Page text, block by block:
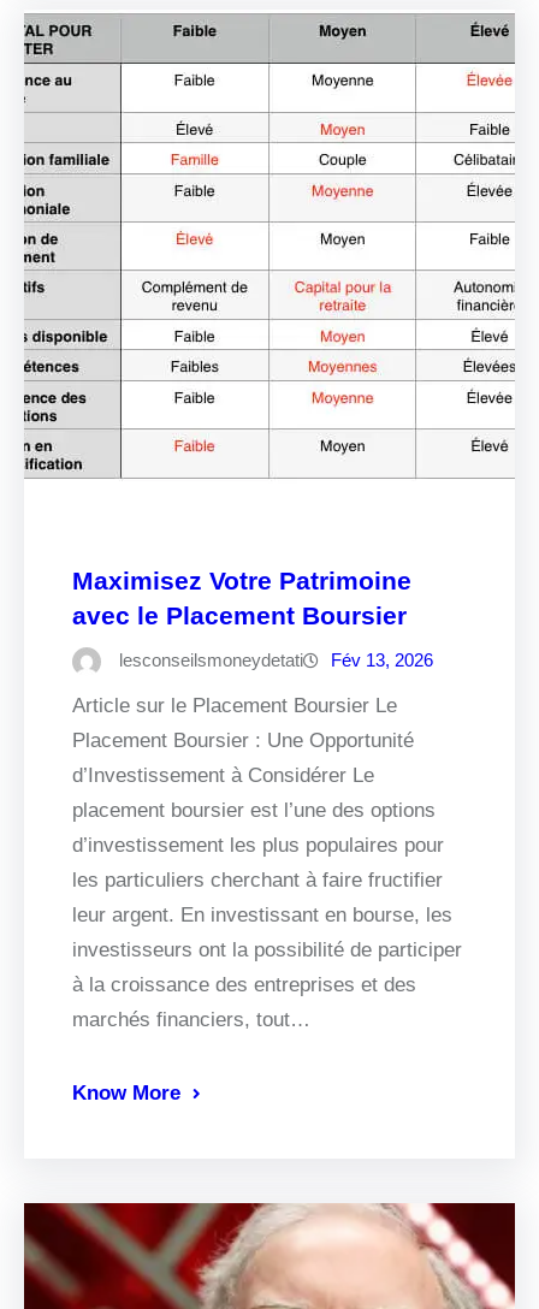
Maximisez Votre Patrimoine
avec le Placement Boursier
lesconseilsmoneydetati Fév 13, 2026
Article sur le Placement Boursier Le
Placement Boursier : Une Opportunité
d’Investissement à Considérer Le
placement boursier est l’une des options
d’investissement les plus populaires pour
les particuliers cherchant à faire fructifier
leur argent. En investissant en bourse, les
investisseurs ont la possibilité de participer
à la croissance des entreprises et des
marchés financiers, tout…
Know More